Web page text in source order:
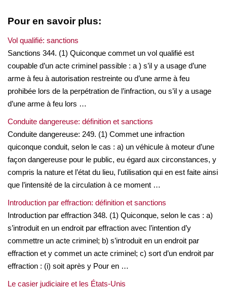
Pour en savoir plus:
Vol qualifié: sanctions
Sanctions 344. (1) Quiconque commet un vol qualifié est
coupable d’un acte criminel passible : a ) s’il y a usage d’une
arme à feu à autorisation restreinte ou d’une arme à feu
prohibée lors de la perpétration de l’infraction, ou s’il y a usage
d’une arme à feu lors …
Conduite dangereuse: définition et sanctions
Conduite dangereuse: 249. (1) Commet une infraction
quiconque conduit, selon le cas : a) un véhicule à moteur d’une
façon dangereuse pour le public, eu égard aux circonstances, y
compris la nature et l’état du lieu, l’utilisation qui en est faite ainsi
que l’intensité de la circulation à ce moment …
Introduction par effraction: définition et sanctions
Introduction par effraction 348. (1) Quiconque, selon le cas : a)
s’introduit en un endroit par effraction avec l’intention d’y
commettre un acte criminel; b) s’introduit en un endroit par
effraction et y commet un acte criminel; c) sort d’un endroit par
effraction : (i) soit après y Pour en …
Le casier judiciaire et les États-Unis